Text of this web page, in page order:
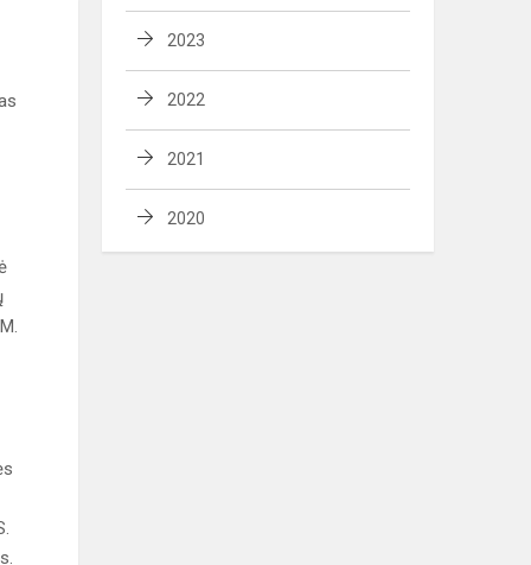
2023
2022
2021
2020